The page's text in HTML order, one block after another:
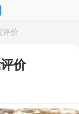
评价
价